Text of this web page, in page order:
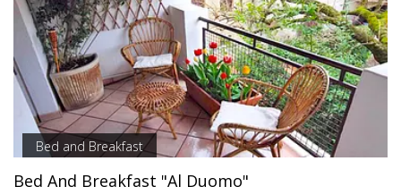
Bed and Breakfast
Bed And Breakfast "Al Duomo"